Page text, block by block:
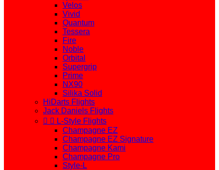
Velos
Vivid
Quantum
Tessera
Fire
Noble
Orbital
Supergrip
Prime
NX90
Silika Solid
HiDarts Flights
Jack Daniels Flights
  L-Style Flights
Champagne EZ
Champagne EZ Signature
Champagne Kami
Champagne Pro
Style-L